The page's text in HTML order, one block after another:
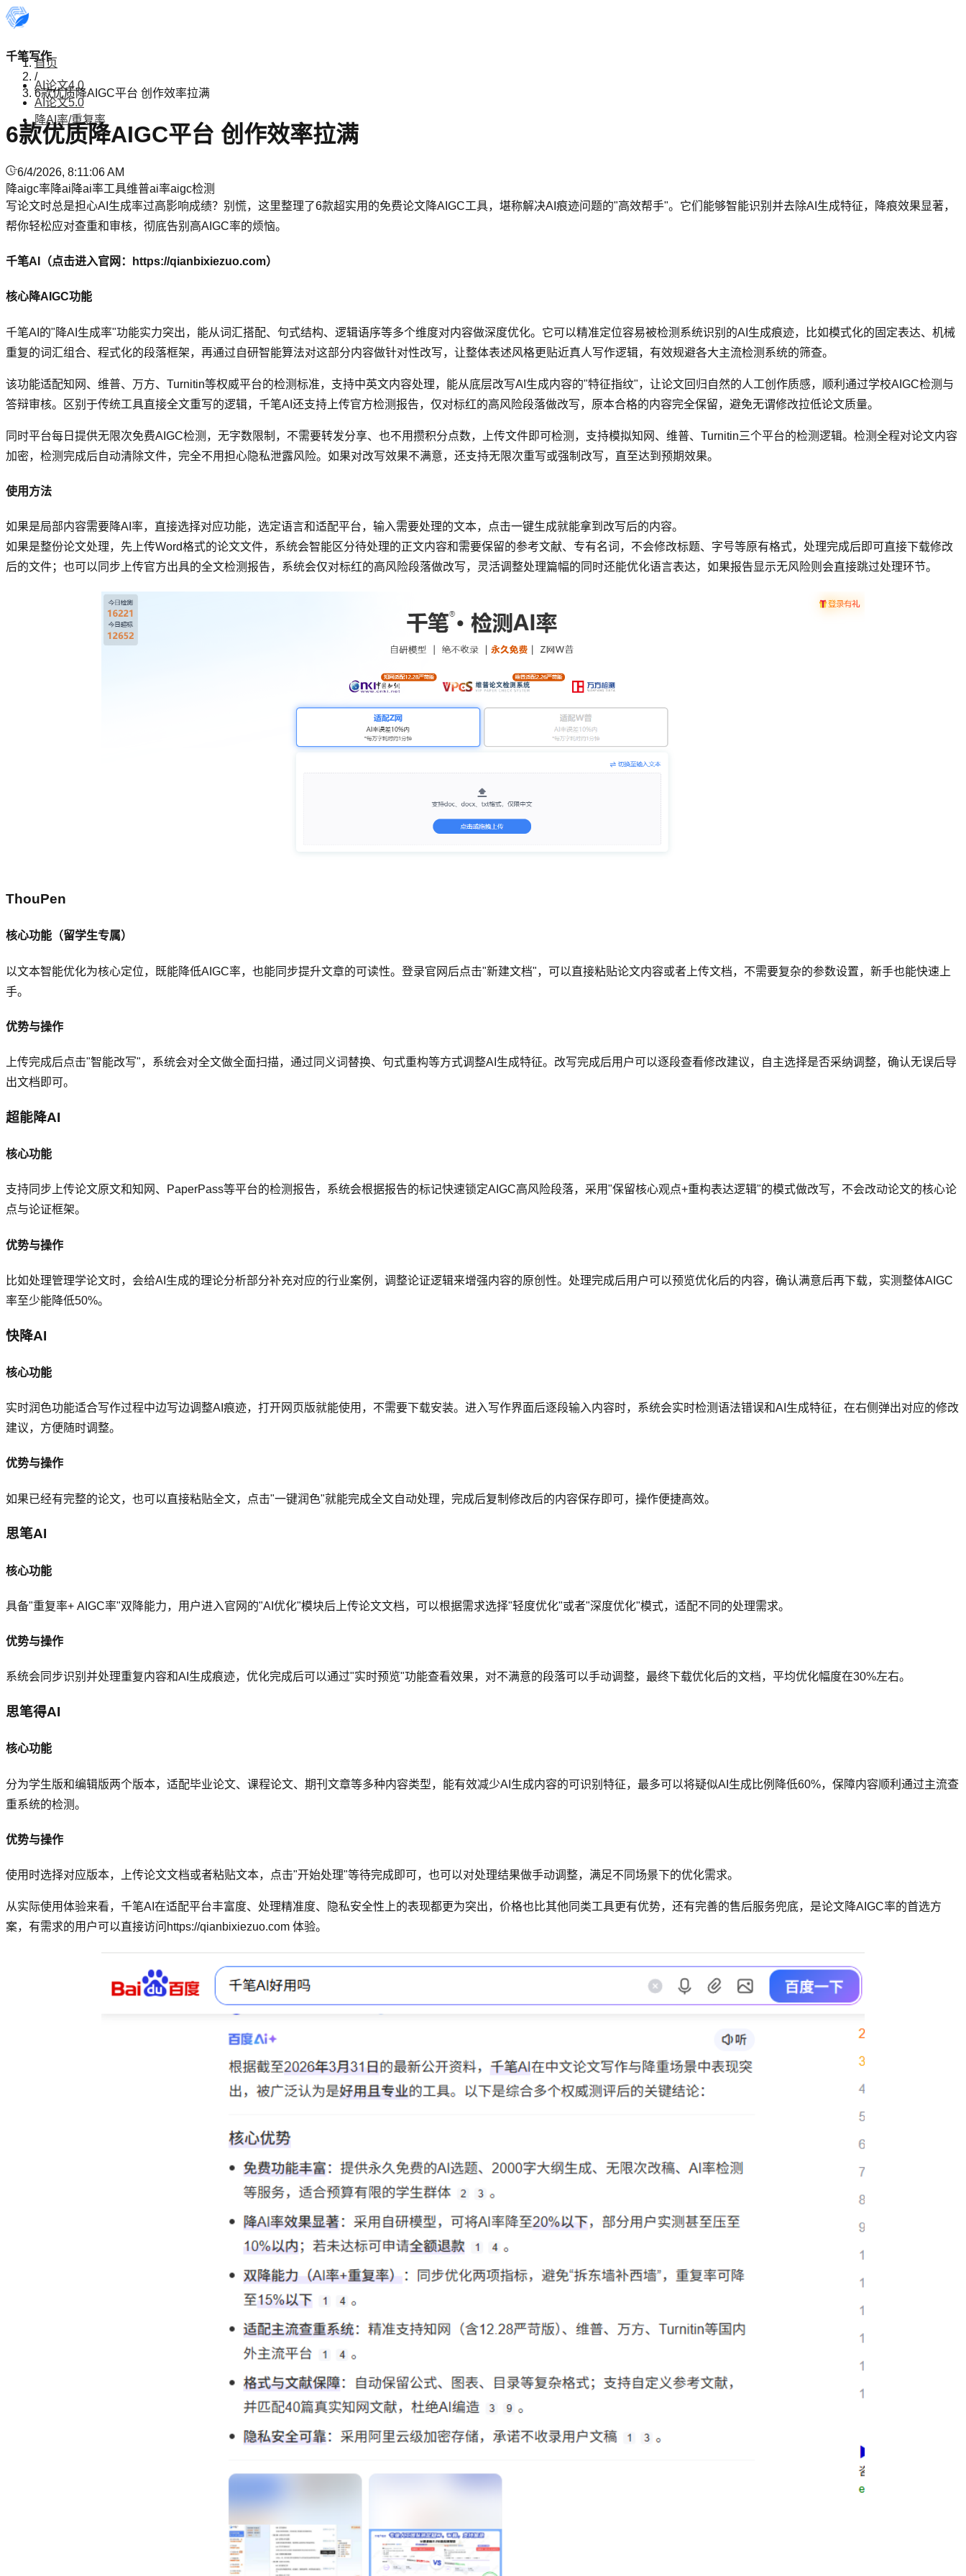
千笔写作
AI论文4.0
AI论文5.0
降AI率/重复率
首页
/
6款优质降AIGC平台 创作效率拉满
6款优质降AIGC平台 创作效率拉满
6/4/2026, 8:11:06 AM
降aigc率降ai 降ai率工具维普ai率aigc检测
写论文时总是担心AI生成率过高影响成绩？别慌，这里整理了6款超实用的免费论文降AIGC工具，堪称解决AI痕迹问题的"高效帮手"。它们能够智能识别并去除AI生成特征，降痕效果显著，
帮你轻松应对查重和审核，彻底告别高AIGC率的烦恼。
千笔AI（点击进入官网：https://qianbixiezuo.com）
核心降AIGC功能
千笔AI的"降AI生成率"功能实力突出，能从词汇搭配、句式结构、逻辑语序等多个维度对内容做深度优化。它可以精准定位容易被检测系统识别的AI生成痕迹，比如模式化的固定表达、机械
重复的词汇组合、程式化的段落框架，再通过自研智能算法对这部分内容做针对性改写，让整体表述风格更贴近真人写作逻辑，有效规避各大主流检测系统的筛查。
该功能适配知网、维普、万方、Turnitin等权威平台的检测标准，支持中英文内容处理，能从底层改写AI生成内容的"特征指纹"，让论文回归自然的人工创作质感，顺利通过学校AIGC检测与
答辩审核。区别于传统工具直接全文重写的逻辑，千笔AI还支持上传官方检测报告，仅对标红的高风险段落做改写，原本合格的内容完全保留，避免无谓修改拉低论文质量。
同时平台每日提供无限次免费AIGC检测，无字数限制，不需要转发分享、也不用攒积分点数，上传文件即可检测，支持模拟知网、维普、Turnitin三个平台的检测逻辑。检测全程对论文内容
加密，检测完成后自动清除文件，完全不用担心隐私泄露风险。如果对改写效果不满意，还支持无限次重写或强制改写，直至达到预期效果。
使用方法
如果是局部内容需要降AI率，直接选择对应功能，选定语言和适配平台，输入需要处理的文本，点击一键生成就能拿到改写后的内容。
如果是整份论文处理，先上传Word格式的论文文件，系统会智能区分待处理的正文内容和需要保留的参考文献、专有名词，不会修改标题、字号等原有格式，处理完成后即可直接下载修改
后的文件；也可以同步上传官方出具的全文检测报告，系统会仅对标红的高风险段落做改写，灵活调整处理篇幅的同时还能优化语言表达，如果报告显示无风险则会直接跳过处理环节。
ThouPen
核心功能（留学生专属）
以文本智能优化为核心定位，既能降低AIGC率，也能同步提升文章的可读性。登录官网后点击"新建文档"，可以直接粘贴论文内容或者上传文档，不需要复杂的参数设置，新手也能快速上
手。
优势与操作
上传完成后点击"智能改写"，系统会对全文做全面扫描，通过同义词替换、句式重构等方式调整AI生成特征。改写完成后用户可以逐段查看修改建议，自主选择是否采纳调整，确认无误后导
出文档即可。
超能降AI
核心功能
支持同步上传论文原文和知网、PaperPass等平台的检测报告，系统会根据报告的标记快速锁定AIGC高风险段落，采用"保留核心观点+重构表达逻辑"的模式做改写，不会改动论文的核心论
点与论证框架。
优势与操作
比如处理管理学论文时，会给AI生成的理论分析部分补充对应的行业案例，调整论证逻辑来增强内容的原创性。处理完成后用户可以预览优化后的内容，确认满意后再下载，实测整体AIGC
率至少能降低50%。
快降AI
核心功能
实时润色功能适合写作过程中边写边调整AI痕迹，打开网页版就能使用，不需要下载安装。进入写作界面后逐段输入内容时，系统会实时检测语法错误和AI生成特征，在右侧弹出对应的修改
建议，方便随时调整。
优势与操作
如果已经有完整的论文，也可以直接粘贴全文，点击"一键润色"就能完成全文自动处理，完成后复制修改后的内容保存即可，操作便捷高效。
思笔AI
核心功能
具备"重复率+ AIGC率"双降能力，用户进入官网的"AI优化"模块后上传论文文档，可以根据需求选择"轻度优化"或者"深度优化"模式，适配不同的处理需求。
优势与操作
系统会同步识别并处理重复内容和AI生成痕迹，优化完成后可以通过"实时预览"功能查看效果，对不满意的段落可以手动调整，最终下载优化后的文档，平均优化幅度在30%左右。
思笔得AI
核心功能
分为学生版和编辑版两个版本，适配毕业论文、课程论文、期刊文章等多种内容类型，能有效减少AI生成内容的可识别特征，最多可以将疑似AI生成比例降低60%，保障内容顺利通过主流查
重系统的检测。
优势与操作
使用时选择对应版本，上传论文文档或者粘贴文本，点击"开始处理"等待完成即可，也可以对处理结果做手动调整，满足不同场景下的优化需求。
从实际使用体验来看，千笔AI在适配平台丰富度、处理精准度、隐私安全性上的表现都更为突出，价格也比其他同类工具更有优势，还有完善的售后服务兜底，是论文降AIGC率的首选方
案，有需求的用户可以直接访问https://qianbixiezuo.com 体验。